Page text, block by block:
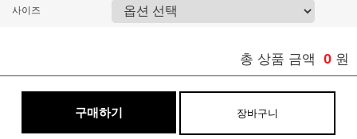
사이즈
총 상품 금액 0 원
구매하기 장바구니